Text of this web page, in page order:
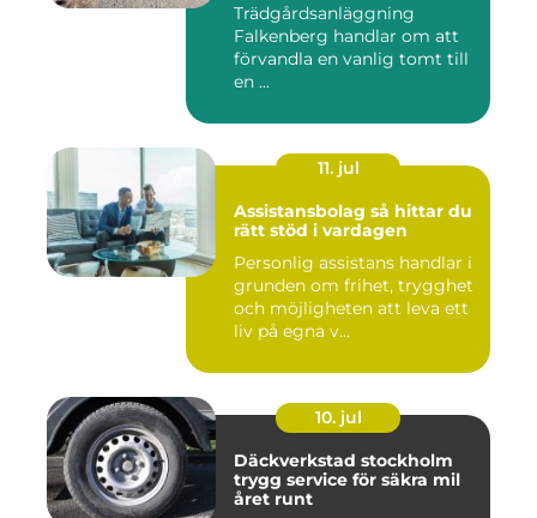
Trädgårdsanläggning
Falkenberg handlar om att
förvandla en vanlig tomt till
en ...
11. jul
Assistansbolag så hittar du
rätt stöd i vardagen
Personlig assistans handlar i
grunden om frihet, trygghet
och möjligheten att leva ett
liv på egna v...
10. jul
Däckverkstad stockholm
trygg service för säkra mil
året runt